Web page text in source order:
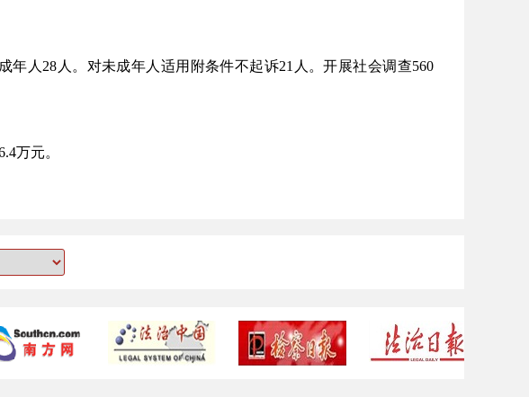
人28人。对未成年人适用附条件不起诉21人。开展社会调查560
万元。